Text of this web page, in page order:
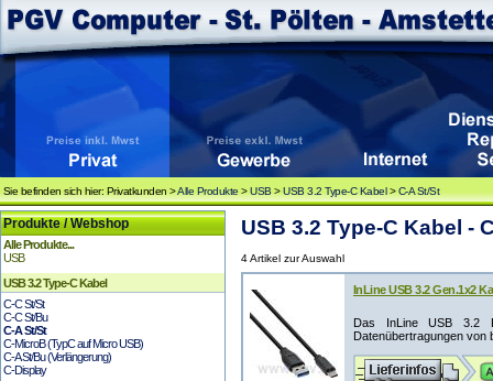
Sie befinden sich hier: Privatkunden >Alle Produkte >USB >USB 3.2 Type-C Kabel>C-A St/St
Produkte / Webshop
Alle Produkte...
USB
USB 3.2 Type-C Kabel
C-C St/St
C-C St/Bu
C-A St/St
C-MicroB (TypC auf Micro USB)
C-A St/Bu (Verlängerung)
C-Display
USB 3.2 Type-C Kabel -
4 Artikel zur Auswahl
InLine USB 3.2 Gen.1x2
Das InLine USB 3.2
Datenübertragungen von